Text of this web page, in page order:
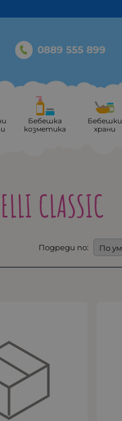
0889 555 899
Бебешка
козметика
Бебешки
храни
CLASSIC
Подреди по: